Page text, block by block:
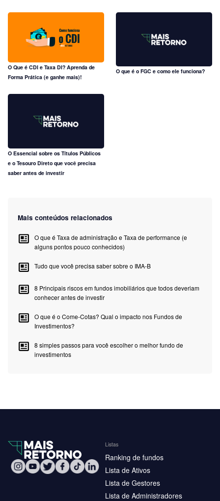
O Que é CDI e Taxa DI? Aprenda de
Forma Prática (e ganhe mais)!
O que é o FGC e como ele funciona?
O Essencial sobre os Títulos Públicos
e o Tesouro Direto que você precisa
saber antes de investir
Mais conteúdos relacionados
O que é Taxa de administração e Taxa de performance (e
alguns pontos pouco conhecidos)
Tudo que você precisa saber sobre o IMA-B
8 Principais riscos em fundos imobiliários que todos deveriam
conhecer antes de investir
O que é o Come-Cotas? Qual o impacto nos Fundos de
Investimentos?
8 simples passos para você escolher o melhor fundo de
investimentos
Listas
Ranking de fundos
Lista de Ativos
Lista de Gestores
Lista de Administradores